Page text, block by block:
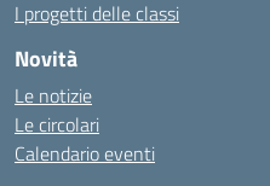
I progetti delle classi
Novità
Le notizie
Le circolari
Calendario eventi